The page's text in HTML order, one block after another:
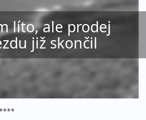
líto, ale prodej
již skončil